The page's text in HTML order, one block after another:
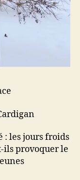
: les jours froids
ils provoquer le